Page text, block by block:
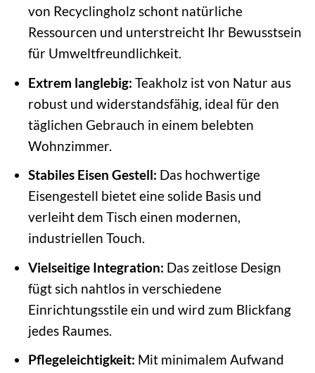
von Recyclingholz schont natürliche
Ressourcen und unterstreicht Ihr Bewusstsein
für Umweltfreundlichkeit.
Extrem langlebig: Teakholz ist von Natur aus
robust und widerstandsfähig, ideal für den
täglichen Gebrauch in einem belebten
Wohnzimmer.
Stabiles Eisen Gestell: Das hochwertige
Eisengestell bietet eine solide Basis und
verleiht dem Tisch einen modernen,
industriellen Touch.
Vielseitige Integration: Das zeitlose Design
fügt sich nahtlos in verschiedene
Einrichtungsstile ein und wird zum Blickfang
jedes Raumes.
Pflegeleichtigkeit: Mit minimalem Aufwand